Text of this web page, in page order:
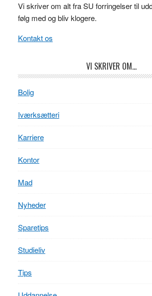
Vi skriver om alt fra SU forringelser til
følg med og bliv klogere.
Kontakt os
VI SKRIVER OM…
Bolig
Iværksætteri
Karriere
Kontor
Mad
Nyheder
Sparetips
Studieliv
Tips